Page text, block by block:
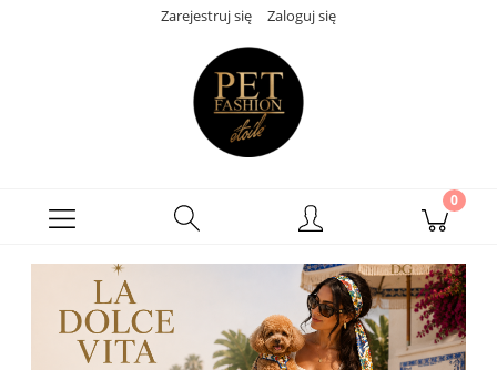
Zarejestruj się Zaloguj się